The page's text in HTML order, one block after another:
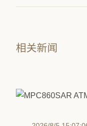
相关新闻